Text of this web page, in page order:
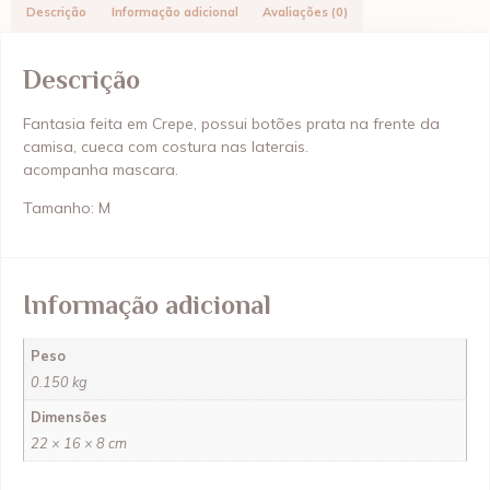
Descrição Informação adicional Avaliações (0)
Descrição
Fantasia feita em Crepe, possui botões prata na frente da
camisa, cueca com costura nas laterais.
acompanha mascara.
Tamanho: M
Informação adicional
Peso
0.150 kg
Dimensões
22 × 16 × 8 cm